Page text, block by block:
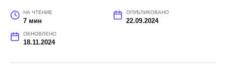
НА ЧТЕНИЕ
7 мин
ОПУБЛИКОВАНО
22.09.2024
ОБНОВЛЕНО
18.11.2024